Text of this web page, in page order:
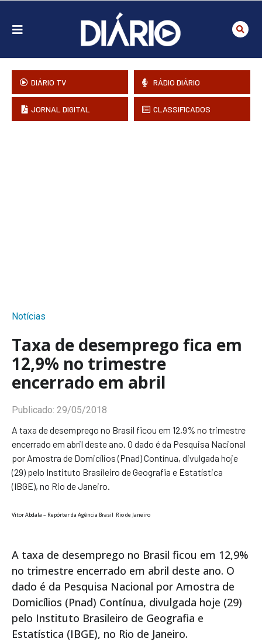
DIÁRIO TV RÁDIO DIÁRIO
JORNAL DIGITAL CLASSIFICADOS
Notícias
Taxa de desemprego fica em
12,9% no trimestre
encerrado em abril
Publicado: 29/05/2018
A taxa de desemprego no Brasil ficou em 12,9% no trimestre
encerrado em abril deste ano. O dado é da Pesquisa Nacional
por Amostra de Domicílios (Pnad) Contínua, divulgada hoje
(29) pelo Instituto Brasileiro de Geografia e Estatística
(IBGE), no Rio de Janeiro.
Vitor Abdala – Repórter da Agência Brasil Rio de Janeiro
A taxa de desemprego no Brasil ficou em 12,9%
no trimestre encerrado em abril deste ano. O
dado é da Pesquisa Nacional por Amostra de
Domicílios (Pnad) Contínua, divulgada hoje (29)
pelo Instituto Brasileiro de Geografia e
Estatística (IBGE), no Rio de Janeiro.